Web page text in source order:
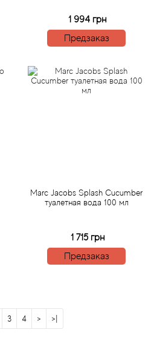
1 994 грн
Предзаказ
Marc Jacobs Splash Cucumber
туалетная вода 100 мл
1 715 грн
Предзаказ
3 4 > >|